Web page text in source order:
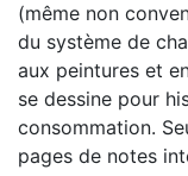
(même non
du système de
aux peintures et
se dessine pour
consommation.
pages de notes